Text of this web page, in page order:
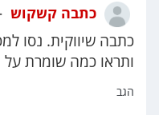
כתבה קשקוש
ותראו כמה שומרת
הגב